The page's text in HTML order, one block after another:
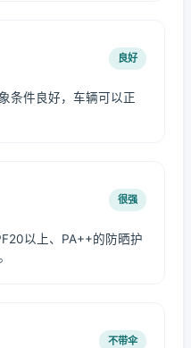
良好
条件良好，车辆可以正
很强
以上、PA++的防晒护
不带伞